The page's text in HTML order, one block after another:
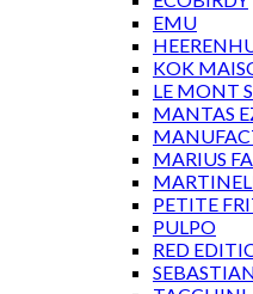
EMU
KOK
LE MONT
MANTAS
MARIUS
PETITE
PULPO
RED